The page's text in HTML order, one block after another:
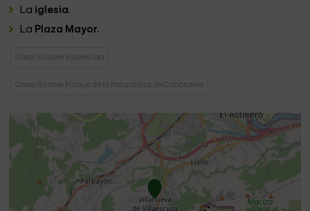
La iglesia.
La Plaza Mayor.
Casas Rurales Villaescusa
Casas Rurales Parque de la Naturaleza de Cabárceno